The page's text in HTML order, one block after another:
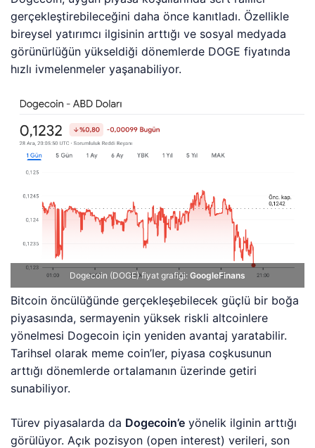
gerçekleştirebileceğini daha önce kanıtladı. Özellikle
bireysel yatırımcı ilgisinin arttığı ve sosyal medyada
görünürlüğün yükseldiği dönemlerde DOGE fiyatında
hızlı ivmelenmeler yaşanabiliyor.
Dogecoin (DOGE) fiyat grafiği: GoogleFinans
Bitcoin öncülüğünde gerçekleşebilecek güçlü bir boğa
piyasasında, sermayenin yüksek riskli altcoinlere
yönelmesi Dogecoin için yeniden avantaj yaratabilir.
Tarihsel olarak meme coin’ler, piyasa coşkusunun
arttığı dönemlerde ortalamanın üzerinde getiri
sunabiliyor.
Türev piyasalarda da Dogecoin’e yönelik ilginin arttığı
görülüyor. Açık pozisyon (open interest) verileri, son